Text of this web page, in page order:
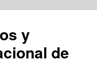
y
de